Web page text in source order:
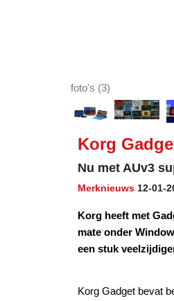
foto's (3)
Korg
Nu met AUv3
Merknieuws 12-01-
Korg heeft met
mate onder
een stuk
Korg Gadget bevat